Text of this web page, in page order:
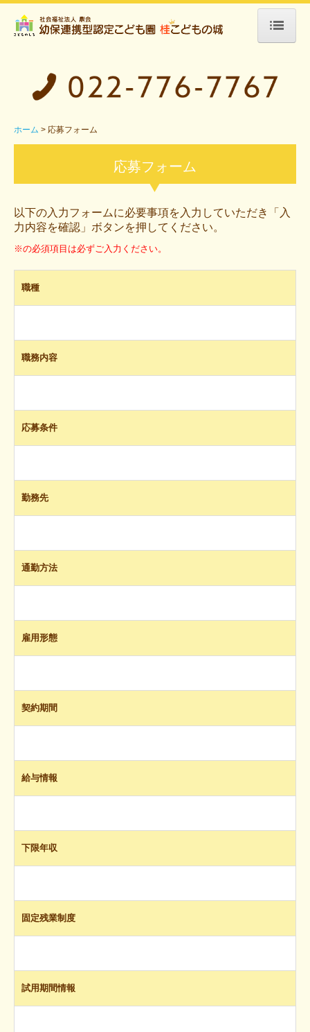
園の紹介
あそびの様子
こども園案内
地域子育て支援活動
お問合せ
ボランティア予約フォーム
アルバム（2026年度前期）
ホーム 応募フォーム
応募フォーム
以下の入力フォームに必要事項を入力していただき「入
力内容を確認」ボタンを押してください。
※の必須項目は必ずご入力ください。
職種
職務内容
応募条件
勤務先
通勤方法
雇用形態
契約期間
給与情報
下限年収
固定残業制度
試用期間情報